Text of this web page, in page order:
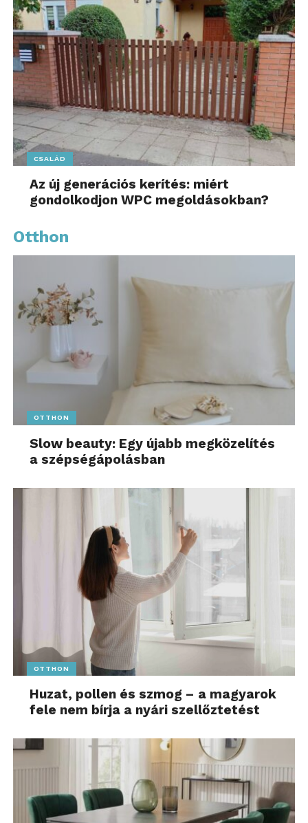
CSALÁD
Az új generációs kerítés: miért
gondolkodjon WPC megoldásokban?
Otthon
OTTHON
Slow beauty: Egy újabb megközelítés
a szépségápolásban
OTTHON
Huzat, pollen és szmog – a magyarok
fele nem bírja a nyári szellőztetést